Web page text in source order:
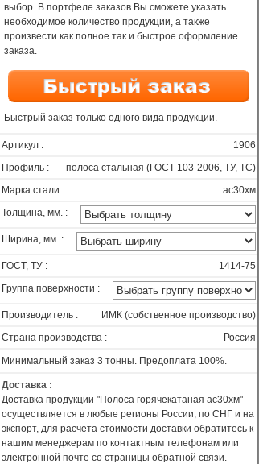
выбор. В портфеле заказов Вы сможете указать
необходимое количество продукции, а также
произвести как полное так и быстрое оформление
заказа.
Быстрый заказ только одного вида продукции.
Артикул :
1906
Профиль :
полоса стальная (ГОСТ 103-2006, ТУ, ТС)
Марка стали :
ас30хм
Толщина, мм. :
Ширина, мм. :
ГОСТ, ТУ :
1414-75
Группа поверхности :
Производитель :
ИМК (собственное производство)
Страна производства :
Россия
Минимальный заказ 3 тонны. Предоплата 100%.
Доставка :
Доставка продукции "Полоса горячекатаная ас30хм"
осуществляется в любые регионы России, по СНГ и на
экспорт, для расчета стоимости доставки обратитесь к
нашим менеджерам по контактным телефонам или
электронной почте со страницы обратной связи.